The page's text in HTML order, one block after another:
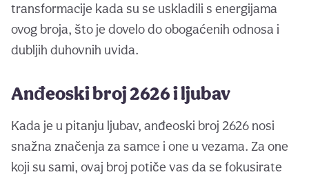
transformacije kada su se uskladili s energijama
ovog broja, što je dovelo do obogaćenih odnosa i
dubljih duhovnih uvida.
Anđeoski broj 2626 i ljubav
Kada je u pitanju ljubav, anđeoski broj 2626 nosi
snažna značenja za samce i one u vezama. Za one
koji su sami, ovaj broj potiče vas da se fokusirate